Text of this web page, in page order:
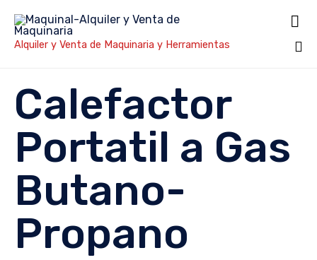
Alquiler y Venta de Maquinaria y Herramientas

Calefactor
Portatil a Gas
Butano-
Propano